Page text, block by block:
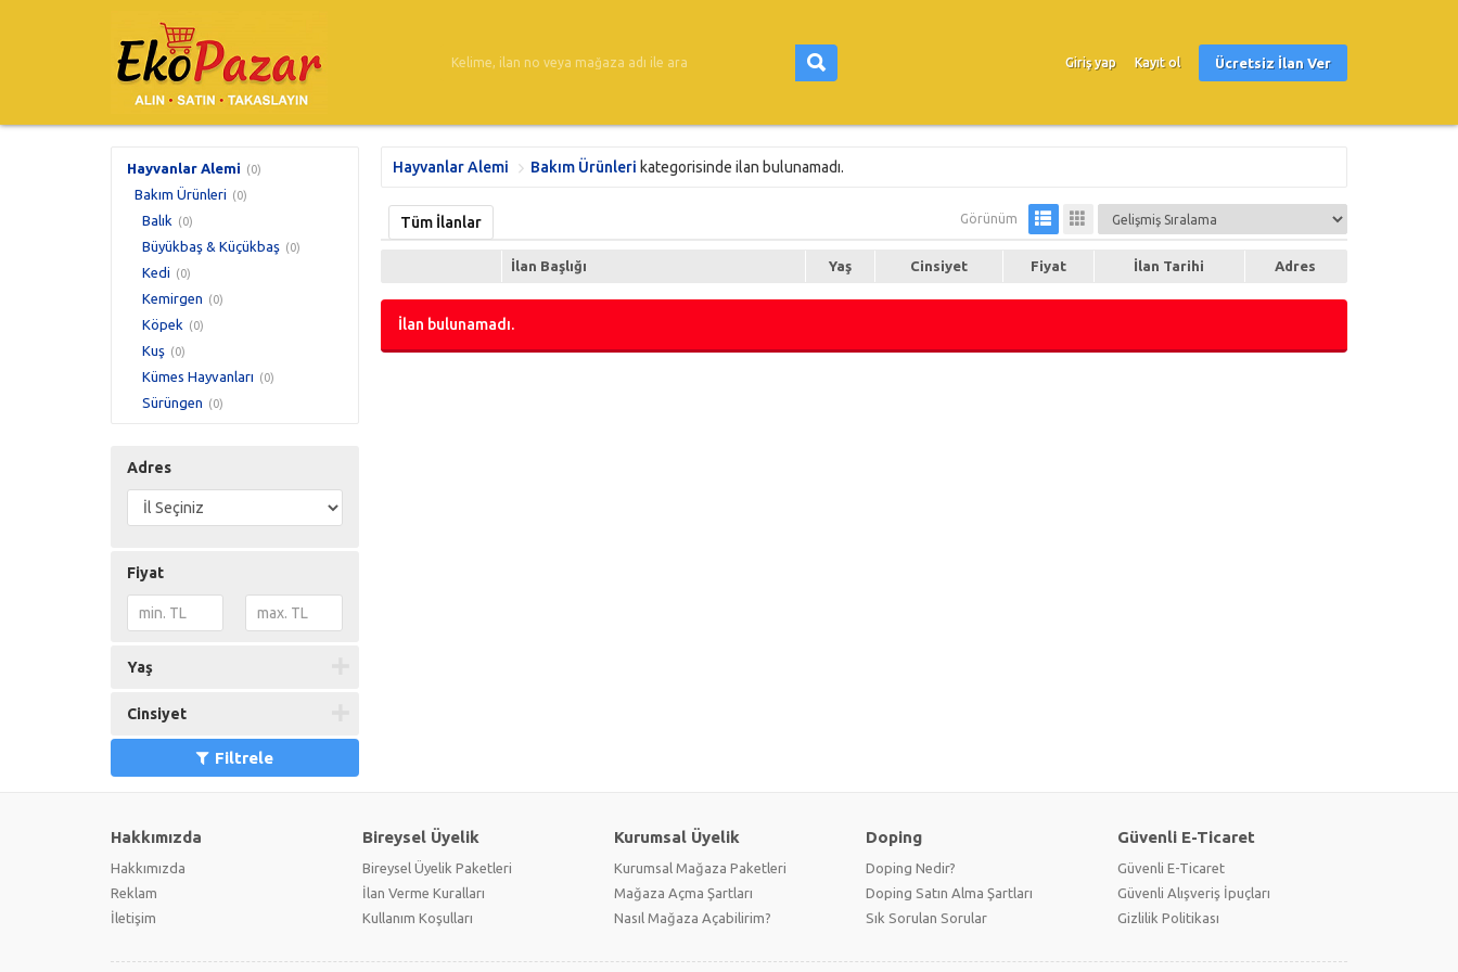
Giriş yap Kayıt ol Ücretsiz İlan Ver
Hayvanlar Alemi (0)
Bakım Ürünleri (0)
Balık (0)
Büyükbaş & Küçükbaş (0)
Kedi (0)
Kemirgen (0)
Köpek (0)
Kuş (0)
Kümes Hayvanları (0)
Sürüngen (0)
Adres
Fiyat
Yaş
Cinsiyet
Filtrele
Hayvanlar Alemi Bakım Ürünleri kategorisinde ilan bulunamadı.
Tüm İlanlar Görünüm
İlan Başlığı Yaş Cinsiyet Fiyat İlan Tarihi Adres
İlan bulunamadı.
Hakkımızda
Hakkımızda
Reklam
İletişim
Bireysel Üyelik
Bireysel Üyelik Paketleri
İlan Verme Kuralları
Kullanım Koşulları
Kurumsal Üyelik
Kurumsal Mağaza Paketleri
Mağaza Açma Şartları
Nasıl Mağaza Açabilirim?
Doping
Doping Nedir?
Doping Satın Alma Şartları
Sık Sorulan Sorular
Güvenli E-Ticaret
Güvenli E-Ticaret
Güvenli Alışveriş İpuçları
Gizlilik Politikası